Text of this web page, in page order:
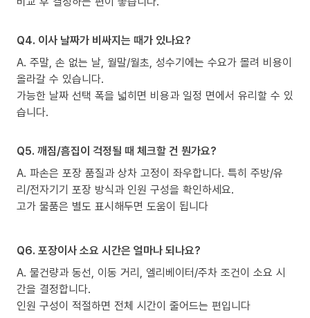
Q4. 이사 날짜가 비싸지는 때가 있나요?
A. 주말, 손 없는 날, 월말/월초, 성수기에는 수요가 몰려 비용이
올라갈 수 있습니다.
가능한 날짜 선택 폭을 넓히면 비용과 일정 면에서 유리할 수 있
습니다.
Q5. 깨짐/흠집이 걱정될 때 체크할 건 뭔가요?
A. 파손은 포장 품질과 상차 고정이 좌우합니다. 특히 주방/유
리/전자기기 포장 방식과 인원 구성을 확인하세요.
고가 물품은 별도 표시해두면 도움이 됩니다
Q6. 포장이사 소요 시간은 얼마나 되나요?
A. 물건량과 동선, 이동 거리, 엘리베이터/주차 조건이 소요 시
간을 결정합니다.
인원 구성이 적절하면 전체 시간이 줄어드는 편입니다